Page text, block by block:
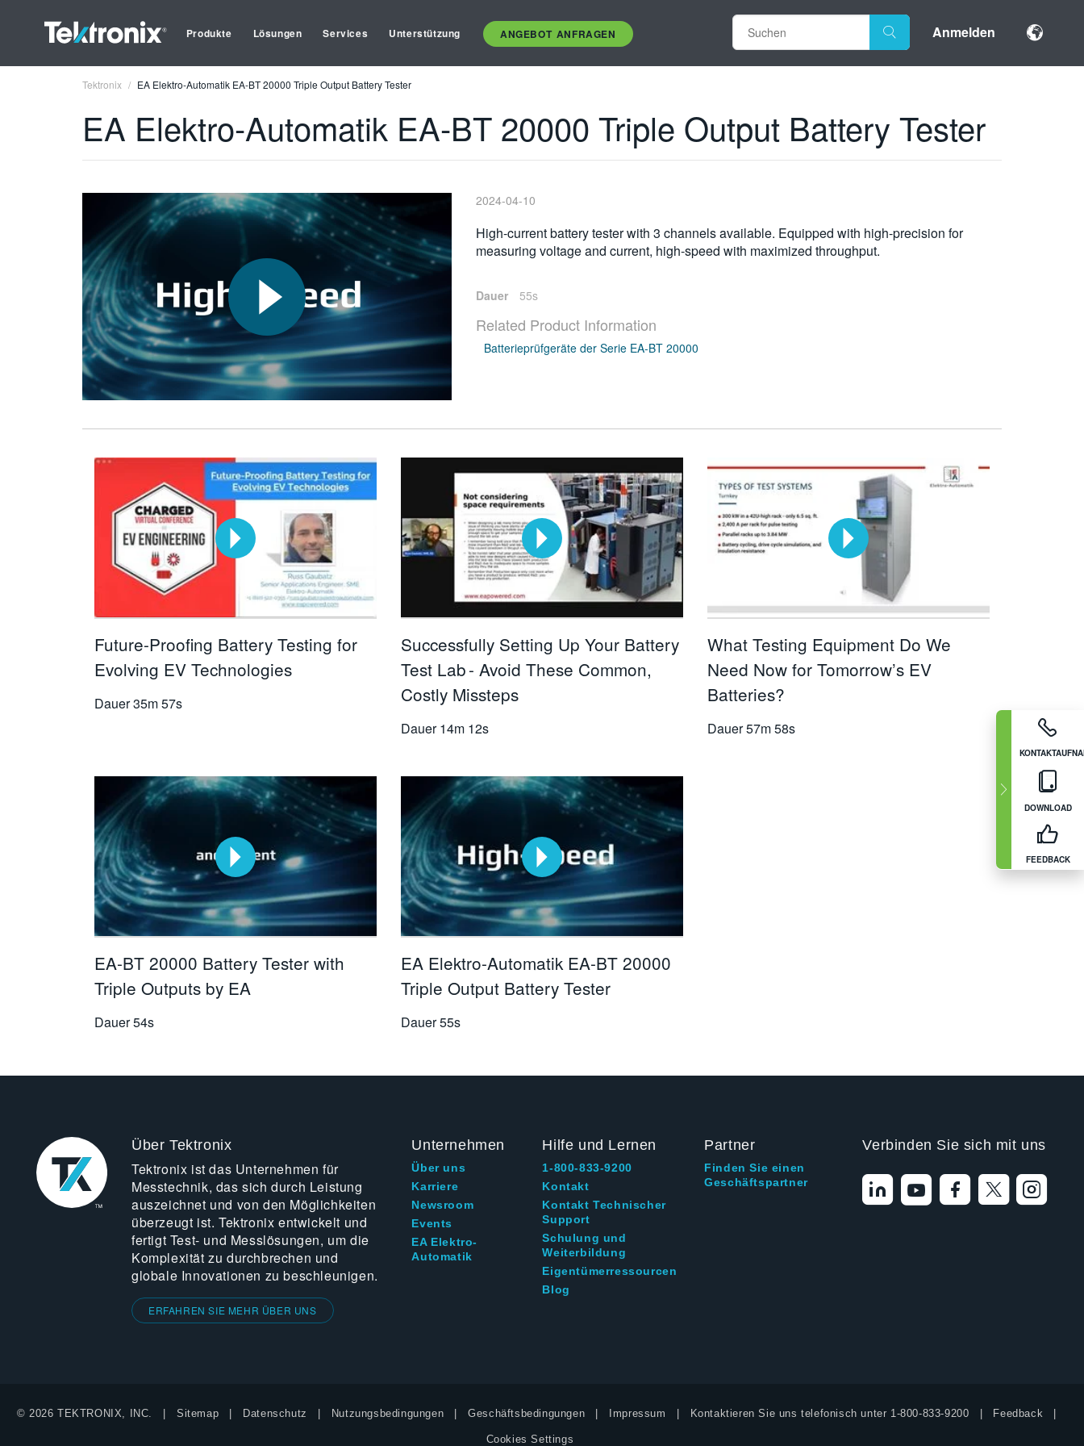
Produkte Lösungen Services Unterstützung ANGEBOT ANFRAGEN Anmelden
DOWNLOAD
FEEDBACK
Tektronix EA Elektro-Automatik EA-BT 20000 Triple Output Battery Tester
EA Elektro-Automatik EA-BT 20000 Triple Output Battery Tester
2024-04-10
High-current battery tester with 3 channels available. Equipped with high-precision for
measuring voltage and current, high-speed with maximized throughput.
Dauer 55s
Related Product Information
Batterieprüfgeräte der Serie EA-BT 20000
Future-Proofing Battery Testing for
Evolving EV Technologies
Dauer35m 57s
Successfully Setting Up Your Battery
Test Lab - Avoid These Common,
Costly Missteps
Dauer 14m 12s
What Testing Equipment Do We
Need Now for Tomorrow’s EV
Batteries?
Dauer57m 58s
EA-BT 20000 Battery Tester with
Triple Outputs by EA
Dauer54s
EA Elektro-Automatik EA-BT 20000
Triple Output Battery Tester
Dauer55s
Über Tektronix
Tektronix ist das Unternehmen für
Messtechnik, das sich durch Leistung
auszeichnet und von den Möglichkeiten
überzeugt ist. Tektronix entwickelt und
fertigt Test- und Messlösungen, um die
Komplexität zu durchbrechen und
globale Innovationen zu beschleunigen.
ERFAHREN SIE MEHR ÜBER UNS
Unternehmen
Über uns
Karriere
Newsroom
Events
EA Elektro-
Automatik
Hilfe und Lernen
1-800-833-9200
Kontakt
Kontakt Technischer
Support
Schulung und
Weiterbildung
Eigentümerressourcen
Blog
Partner
Finden Sie einen
Geschäftspartner
Verbinden Sie sich mit uns
© 2026 TEKTRONIX, INC. Sitemap Datenschutz Nutzungsbedingungen Geschäftsbedingungen Impressum Kontaktieren Sie uns telefonisch unter 1-800-833-9200 Feedback
Cookies Settings